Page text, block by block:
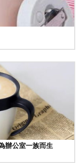
辦公室一族而生